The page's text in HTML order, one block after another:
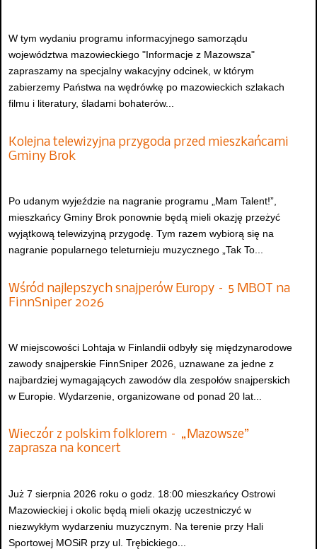
W tym wydaniu programu informacyjnego samorządu
województwa mazowieckiego "Informacje z Mazowsza"
zapraszamy na specjalny wakacyjny odcinek, w którym
zabierzemy Państwa na wędrówkę po mazowieckich szlakach
filmu i literatury, śladami bohaterów...
Kolejna telewizyjna przygoda przed mieszkańcami
Gminy Brok
Po udanym wyjeździe na nagranie programu „Mam Talent!”,
mieszkańcy Gminy Brok ponownie będą mieli okazję przeżyć
wyjątkową telewizyjną przygodę. Tym razem wybiorą się na
nagranie popularnego teleturnieju muzycznego „Tak To...
Wśród najlepszych snajperów Europy – 5 MBOT na
FinnSniper 2026
W miejscowości Lohtaja w Finlandii odbyły się międzynarodowe
zawody snajperskie FinnSniper 2026, uznawane za jedne z
najbardziej wymagających zawodów dla zespołów snajperskich
w Europie. Wydarzenie, organizowane od ponad 20 lat...
Wieczór z polskim folklorem – „Mazowsze”
zaprasza na koncert
Już 7 sierpnia 2026 roku o godz. 18:00 mieszkańcy Ostrowi
Mazowieckiej i okolic będą mieli okazję uczestniczyć w
niezwykłym wydarzeniu muzycznym. Na terenie przy Hali
Sportowej MOSiR przy ul. Trębickiego...